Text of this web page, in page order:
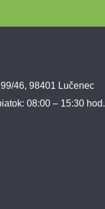
46, 98401 Lučenec
08:00 – 15:30 hod.